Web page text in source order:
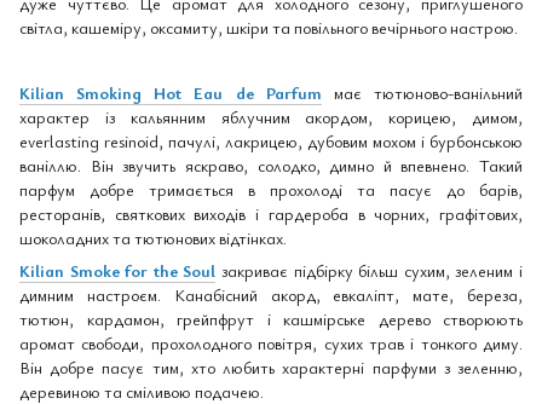
світла, кашеміру, оксамиту, шкіри та повільного вечірнього настрою.
Kilian Smoking Hot Eau de Parfum має тютюново-ванільний
характер із кальянним яблучним акордом, корицею, димом,
everlasting resinoid, пачулі, лакрицею, дубовим мохом і бурбонською
ваніллю. Він звучить яскраво, солодко, димно й впевнено. Такий
парфум добре тримається в прохолоді та пасує до барів,
ресторанів, святкових виходів і гардероба в чорних, графітових,
шоколадних та тютюнових відтінках.
Kilian Smoke for the Soul закриває підбірку більш сухим, зеленим і
димним настроєм. Канабісний акорд, евкаліпт, мате, береза,
тютюн, кардамон, грейпфрут і кашмірське дерево створюють
аромат свободи, прохолодного повітря, сухих трав і тонкого диму.
Він добре пасує тим, хто любить характерні парфуми з зеленню,
деревиною та сміливою подачею.